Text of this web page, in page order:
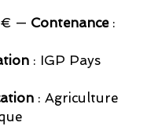
— Contenance:
: IGP Pays
: Agriculture